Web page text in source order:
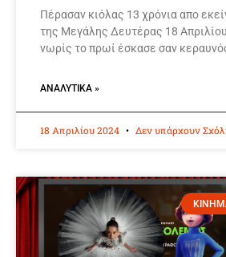
Πέρασαν κιόλας 13 χρόνια απο
της Μεγάλης Δευτέρας 18
νωρίς το πρωί έσκασε σαν
ΑΝΑΛΥΤΙΚΆ »
18 Απριλίου 2024 Δεν υπάρχουν